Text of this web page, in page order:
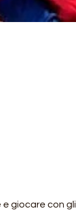
giocare con gli